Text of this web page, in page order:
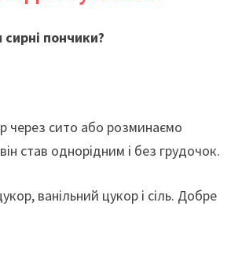
пончики?
через сито або розминаємо
став однорідним і без грудочок.
ванільний цукор і сіль. Добре